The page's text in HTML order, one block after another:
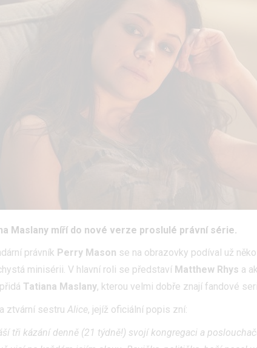
Maslany míří do nové verze proslulé právní série.
právník Perry Mason se na obrazovky podíval už
minisérii. V hlavní roli se představí Matthew Rhys a
Tatiana Maslany, kterou velmi dobře znají fandové
ztvární sestru Alice, jejíž oficiální popis zní:
tři kázání denně (21 týdně!) svojí kongregaci a